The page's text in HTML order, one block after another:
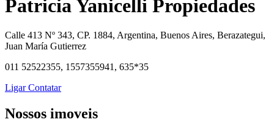
Patricia Yanicelli Propiedades
Calle 413 Nº 343, CP. 1884, Argentina, Buenos Aires, Berazategui,
Juan María Gutierrez
011 52522355, 1557355941, 635*35
LigarContatar
Nossos imoveis